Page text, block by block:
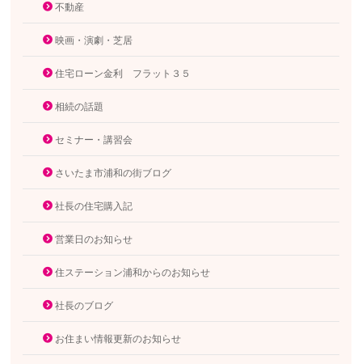
不動産
映画・演劇・芝居
住宅ローン金利 フラット３５
相続の話題
セミナー・講習会
さいたま市浦和の街ブログ
社長の住宅購入記
営業日のお知らせ
住ステーション浦和からのお知らせ
社長のブログ
お住まい情報更新のお知らせ